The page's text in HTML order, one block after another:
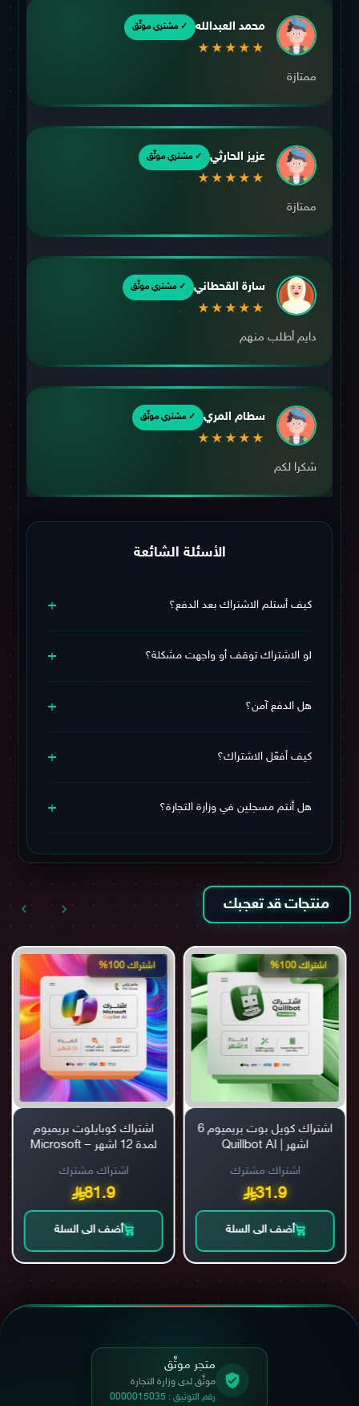
محمد العبدالله ✓ مشتري موثّق
★★★★★
ممتازة
عزيز الحارثي ✓ مشتري موثّق
★★★★★
ممتازة
سارة القحطاني ✓ مشتري موثّق
★★★★★
دايم أطلب منهم
سطام المري ✓ مشتري موثّق
★★★★★
شكرا لكم
الأسئلة الشائعة
كيف أستلم الاشتراك بعد الدفع؟ +
عملية الدفع خلال وقت قصير.
لو الاشتراك توقف أو واجهت مشكلة؟ +
فني مستمر طوال فترة الاشتراك، فلا تقلق.
هل الدفع آمن؟ +
ماستركارد – Apple Pay) 🔒
كيف أفعّل الاشتراك؟ +
وطريقة التفعيل بعد الشراء مباشرة. وفي حال احتجت أي
هل أنتم مسجلين في وزارة التجارة؟ +
الأعمال السعودية، ويمكنك التحقق من ذلك عبر المعلومات
منتجات قد تعجبك
اشتراك 100%
اشتراك كويل بوت بريميوم 6
اشهر | Quillbot AI
اشتراك مشترك
31.9
أضف الى السلة
اشتراك 100%
اشتراك كوبايلوت بريميوم
لمدة 12 اشهر – Microsoft
اشتراك مشترك
81.9
أضف الى السلة
متجر موثَّق
موثَّق لدى وزارة التجارة
رقم التوثيق : 0000015035